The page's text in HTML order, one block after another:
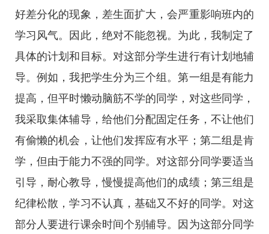
好差分化的现象，差生面扩大，会严重影响班内的
学习风气。因此，绝对不能忽视。为此，我制定了
具体的计划和目标。对这部分学生进行有计划地辅
导。例如，我把学生分为三个组。第一组是有能力
提高，但平时懒动脑筋不学的同学，对这些同学，
我采取集体辅导，给他们分配固定任务，不让他们
有偷懒的机会，让他们发挥应有水平；第二组是肯
学，但由于能力不强的同学。对这部分同学要适当
引导，耐心教导，慢慢提高他们的成绩；第三组是
纪律松散，学习不认真，基础又不好的同学。对这
部分人要进行课余时间个别辅导。因为这部分同学